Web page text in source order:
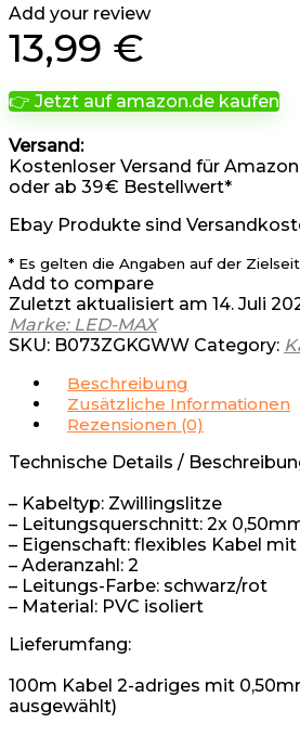
Add your review
13,99 €
👉 Jetzt auf amazon.de kaufen
Versand:
Kostenloser Versand für
oder ab 39 € Bestellwert*
Ebay Produkte sind
* Es gelten die Angaben auf der
Add to compare
Zuletzt aktualisiert am 14. Juli
Marke: LED-MAX
SKU: B073ZGKGWW Category:
Beschreibung
Zusätzliche Informationen
Rezensionen (0)
Technische Details /
– Kabeltyp: Zwillingslitze
– Leitungsquerschnitt: 2x
– Eigenschaft: flexibles Kabel
– Aderanzahl: 2
– Leitungs-Farbe: schwarz/rot
– Material: PVC isoliert
Lieferumfang:
100m Kabel 2-adriges mit
ausgewählt)